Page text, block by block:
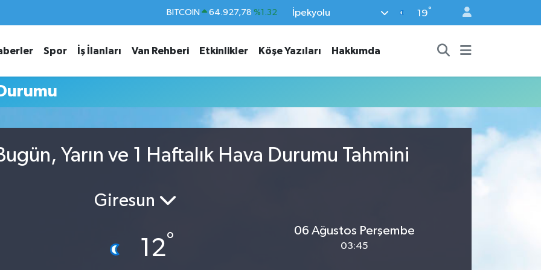
BITCOIN 64.927,78 %1.32
EURO 55,0398 %-0.02
STERLİN 64,1581 %0.16
13.703
İpekyolu 19°
Spor İş İlanları Van Rehberi Etkinlikler Köşe Yazıları Hakkımda
Yarın ve 1 Haftalık Hava Durumu Tahmini
Giresun
12°
06 Ağustos Perşembe
03:45